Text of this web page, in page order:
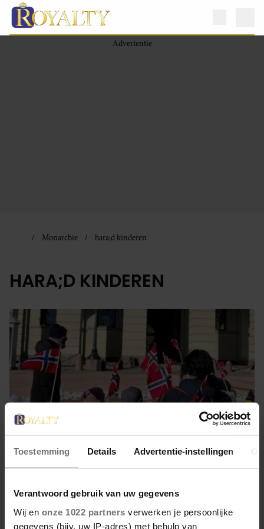
Toestemming Details Advertentie-instellingen
Verantwoord gebruik van uw gegevens
Wij en onze 1022 partners verwerken je persoonlijke
gegevens (bijv. uw IP-adres) met behulp van
Monarchie hara;d kinderen
HARA;D KINDEREN
22 februari 2023
KINDEREN TREKKEN OP NAAR